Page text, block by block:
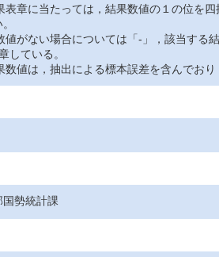
表章に当たっては，結果数値の１の位を
値がない場合については「-」，該当する
している。
数値は，抽出による標本誤差を含んでお
勢統計課